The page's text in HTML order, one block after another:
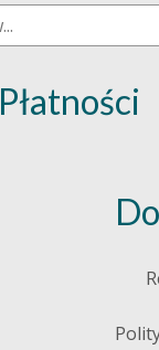
Płatności